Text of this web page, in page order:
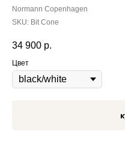
Normann Copenhagen
SKU: Bit Cone
34 900 р.
Цвет